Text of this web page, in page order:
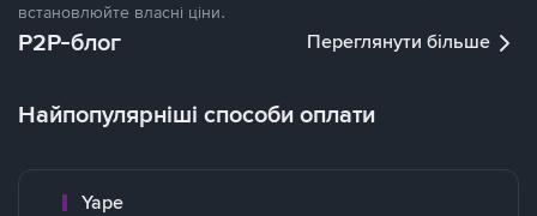
встановлюйте власні ціни.
P2P-блог Переглянути більше
Найпопулярніші способи оплати
Yape